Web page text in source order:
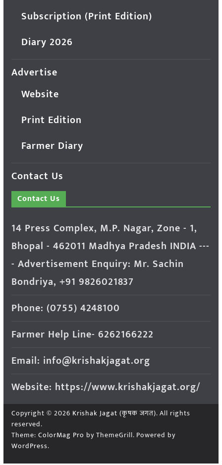
Subscription (Print Edition)
Diary 2026
Advertise
Website
Print Edition
Farmer Diary
Contact Us
Contact Us
14 Press Complex, M.P. Nagar, Zone - 1,
Bhopal - 462011 Madhya Pradesh INDIA ---
- Advertisement Enquiry: Mr. Sachin
Bondriya, +91 9826021837
Phone: (0755) 4248100
Farmer Help Line- 6262166222
Email: info@krishakjagat.org
Website: https://www.krishakjagat.org/
Copyright © 2026 Krishak Jagat (कृषक जगत). All rights
reserved.
Theme: ColorMag Pro by ThemeGrill. Powered by
WordPress.